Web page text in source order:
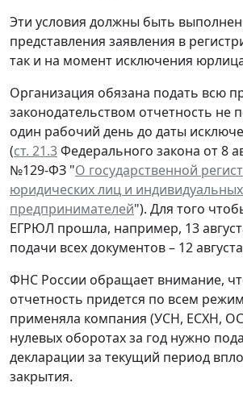
Эти условия должны быть
представления заявления в
так и на момент исключения
Организация обязана подать всю
законодательством отчетность не
один рабочий день до даты
(ст. 21.3Федерального закона от 8
№129-ФЗ "О государственной
юридических лиц и индивидуальных
предпринимателей"). Для того
ЕГРЮЛ прошла, например, 13
подачи всех документов – 12
ФНС России обращает внимание,
отчетность придется по всем
применяла компания (УСН, ЕСХН,
нулевых оборотах за год нужно
декларации за текущий период
закрытия.